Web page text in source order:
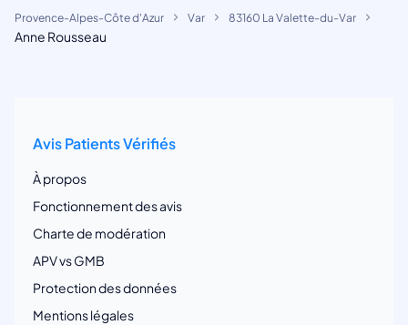
Provence-Alpes-Côte d'Azur Var 83160 La Valette-du-Var
Anne Rousseau
Avis Patients Vérifiés
À propos
Fonctionnement des avis
Charte de modération
APV vs GMB
Protection des données
Mentions légales